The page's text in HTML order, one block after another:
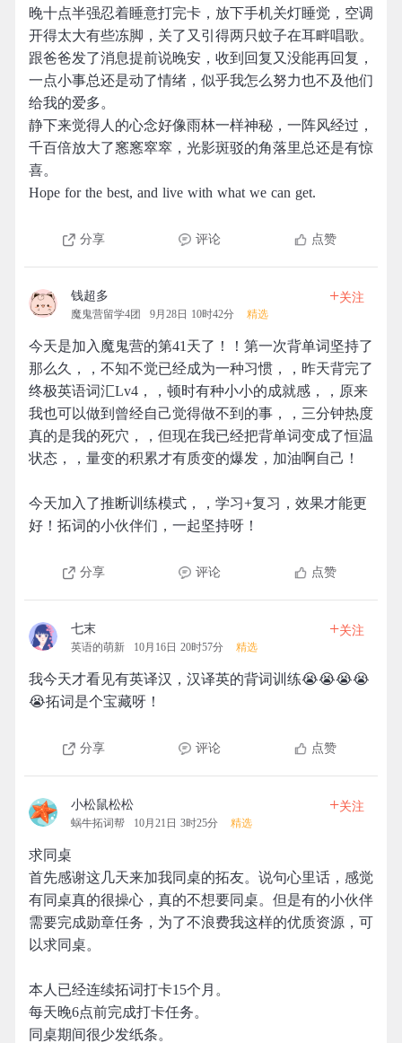
晚十点半强忍着睡意打完卡，放下手机关灯睡觉，空调
开得太大有些冻脚，关了又引得两只蚊子在耳畔唱歌。
跟爸爸发了消息提前说晚安，收到回复又没能再回复，
一点小事总还是动了情绪，似乎我怎么努力也不及他们
给我的爱多。
静下来觉得人的心念好像雨林一样神秘，一阵风经过，
千百倍放大了窸窸窣窣，光影斑驳的角落里总还是有惊
喜。
Hope for the best, and live with what we can get.
分享 评论 点赞
钱超多
魔鬼营留学4团 9月28日 10时42分 精选
+关注
今天是加入魔鬼营的第41天了！！第一次背单词坚持了
那么久，，不知不觉已经成为一种习惯，，昨天背完了
终极英语词汇Lv4，，顿时有种小小的成就感，，原来
我也可以做到曾经自己觉得做不到的事，，三分钟热度
真的是我的死穴，，但现在我已经把背单词变成了恒温
状态，，量变的积累才有质变的爆发，加油啊自己！
今天加入了推断训练模式，，学习+复习，效果才能更
好！拓词的小伙伴们，一起坚持呀！
分享 评论 点赞
七末
英语的萌新 10月16日 20时57分 精选
+关注
我今天才看见有英译汉，汉译英的背词训练😭😭😭😭
😭拓词是个宝藏呀！
分享 评论 点赞
小松鼠松松
蜗牛拓词帮 10月21日 3时25分 精选
+关注
求同桌
首先感谢这几天来加我同桌的拓友。说句心里话，感觉
有同桌真的很操心，真的不想要同桌。但是有的小伙伴
需要完成勋章任务，为了不浪费我这样的优质资源，可
以求同桌。
本人已经连续拓词打卡15个月。
每天晚6点前完成打卡任务。
同桌期间很少发纸条。